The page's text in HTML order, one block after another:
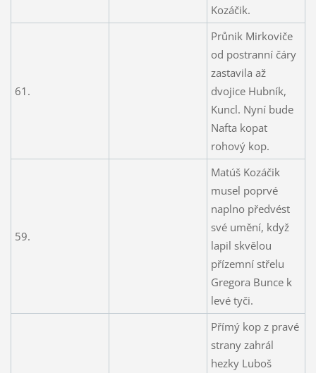
Kozáčik.
61.
Průnik Mirkoviče
od postranní čáry
zastavila až
dvojice Hubník,
Kuncl. Nyní bude
Nafta kopat
rohový kop.
59.
Matúš Kozáčik
musel poprvé
naplno předvést
své umění, když
lapil skvělou
přízemní střelu
Gregora Bunce k
levé tyči.
Přímý kop z pravé
strany zahrál
hezky Luboš